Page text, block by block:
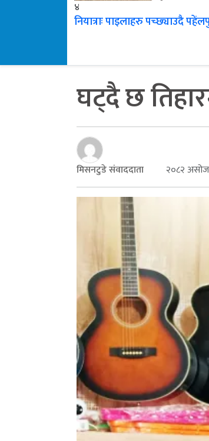
४
नियात्राः पाइलाहरु पच्छ्याउदै
घट्दै छ
मिसनटुडे संवाददाता २०८२